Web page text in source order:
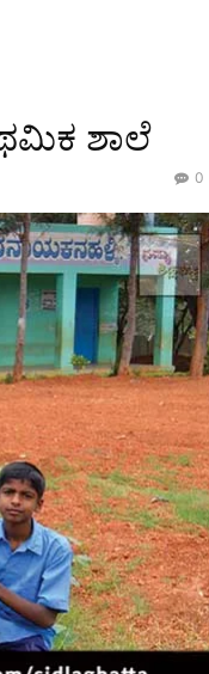
ಶಾಲೆ
0